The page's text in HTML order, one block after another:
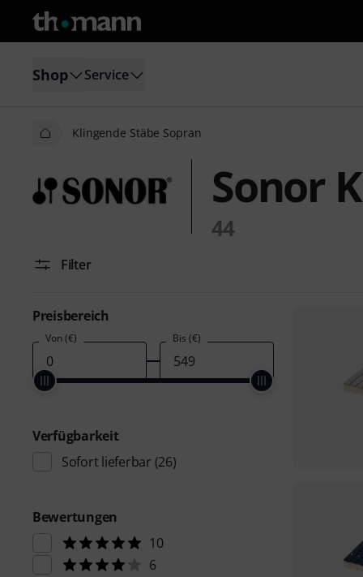
Shop Service
Klingende Stäbe Sopran
Sonor
44
Filter
Preisbereich
Von (€) Bis (€)
Verfügbarkeit
Sofort lieferbar (26)
Bewertungen
10
6